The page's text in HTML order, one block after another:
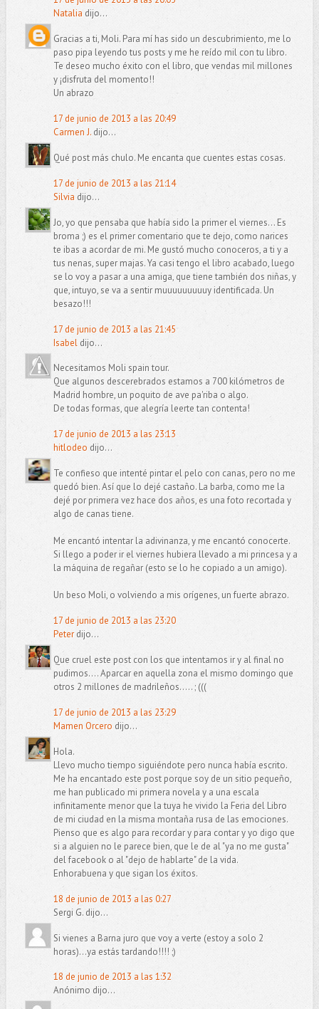
Natalia dijo...
Gracias a ti, Moli. Para mí has sido un descubrimiento, me lo
paso pipa leyendo tus posts y me he reído mil con tu libro.
Te deseo mucho éxito con el libro, que vendas mil millones
y ¡disfruta del momento!!
Un abrazo
17 de junio de 2013 a las 20:49
Carmen J.dijo...
Qué post más chulo. Me encanta que cuentes estas cosas.
17 de junio de 2013 a las 21:14
Silvia dijo...
Jo, yo que pensaba que había sido la primer el viernes... Es
broma ;) es el primer comentario que te dejo, como narices
te ibas a acordar de mi. Me gustó mucho conoceros, a ti y a
tus nenas, super majas. Ya casi tengo el libro acabado, luego
se lo voy a pasar a una amiga, que tiene también dos niñas, y
que, intuyo, se va a sentir muuuuuuuuuy identificada. Un
besazo!!!
17 de junio de 2013 a las 21:45
Isabeldijo...
Necesitamos Moli spain tour.
Que algunos descerebrados estamos a 700 kilómetros de
Madrid hombre, un poquito de ave pa'riba o algo.
De todas formas, que alegría leerte tan contenta!
17 de junio de 2013 a las 23:13
hitlodeo dijo...
Te confieso que intenté pintar el pelo con canas, pero no me
quedó bien. Así que lo dejé castaño. La barba, como me la
dejé por primera vez hace dos años, es una foto recortada y
algo de canas tiene.
Me encantó intentar la adivinanza, y me encantó conocerte.
Si llego a poder ir el viernes hubiera llevado a mi princesa y a
la máquina de regañar (esto se lo he copiado a un amigo).
Un beso Moli, o volviendo a mis orígenes, un fuerte abrazo.
17 de junio de 2013 a las 23:20
Peterdijo...
Que cruel este post con los que intentamos ir y al final no
pudimos.... Aparcar en aquella zona el mismo domingo que
otros 2 millones de madrileños..... ; (((
17 de junio de 2013 a las 23:29
Mamen Orcero dijo...
Hola.
Llevo mucho tiempo siguiéndote pero nunca había escrito.
Me ha encantado este post porque soy de un sitio pequeño,
me han publicado mi primera novela y a una escala
infinitamente menor que la tuya he vivido la Feria del Libro
de mi ciudad en la misma montaña rusa de las emociones.
Pienso que es algo para recordar y para contar y yo digo que
si a alguien no le parece bien, que le de al "ya no me gusta"
del facebook o al "dejo de hablarte" de la vida.
Enhorabuena y que sigan los éxitos.
18 de junio de 2013 a las 0:27
Sergi G. dijo...
Si vienes a Barna juro que voy a verte (estoy a solo 2
horas)...ya estás tardando!!!! ;)
18 de junio de 2013 a las 1:32
Anónimo dijo...